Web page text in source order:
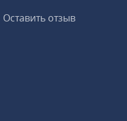
Оставить отзыв